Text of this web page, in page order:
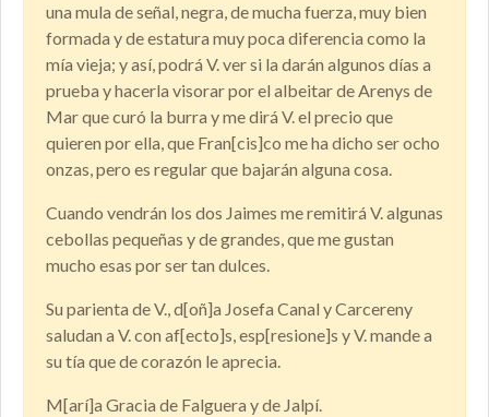
una mula de señal, negra, de mucha fuerza, muy bien
formada y de estatura muy poca diferencia como la
mía vieja; y así, podrá V. ver si la darán algunos días a
prueba y hacerla visorar por el albeitar de Arenys de
Mar que curó la burra y me dirá V. el precio que
quieren por ella, que Fran[cis]co me ha dicho ser ocho
onzas, pero es regular que bajarán alguna cosa.
Cuando vendrán los dos Jaimes me remitirá V. algunas
cebollas pequeñas y de grandes, que me gustan
mucho esas por ser tan dulces.
Su parienta de V., d[oñ]a Josefa Canal y Carcereny
saludan a V. con af[ecto]s, esp[resione]s y V. mande a
su tía que de corazón le aprecia.
M[arí]a Gracia de Falguera y de Jalpí.